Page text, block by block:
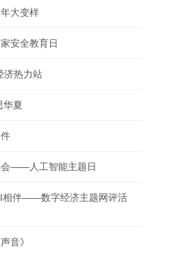
大变样
安全教育日
济热力站
华夏
会——人工智能主题日
相伴——数字经济主题网评活
音》